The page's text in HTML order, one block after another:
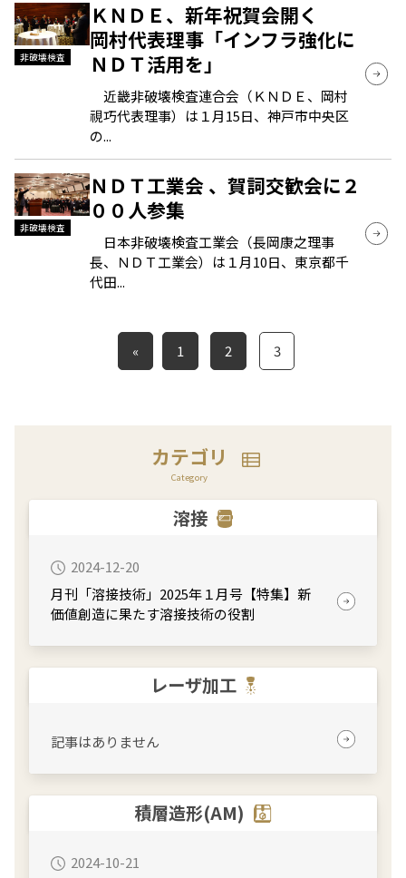
非破壊検査
ＫＮＤＥ、新年祝賀会開く
岡村代表理事「インフラ強化に
ＮＤＴ活用を」
近畿非破壊検査連合会（ＫＮＤＥ、岡村
視巧代表理事）は１月15日、神戸市中央区
の...
非破壊検査
ＮＤＴ工業会 、賀詞交歓会に２
００人参集
日本非破壊検査工業会（長岡康之理事
長、ＮＤＴ工業会）は１月10日、東京都千
代田...
« 1 2 3
カテゴリ
Category
溶接
2024-12-20
月刊「溶接技術」2025年１月号【特集】新
価値創造に果たす溶接技術の役割
レーザ加工
記事はありません
積層造形(AM)
2024-10-21